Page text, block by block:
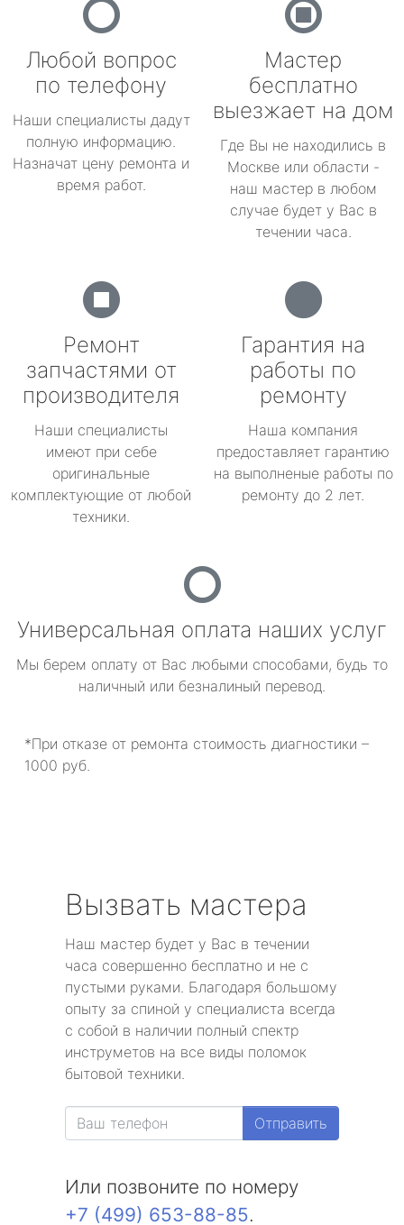
Любой вопрос
по телефону
Наши специалисты дадут
полную информацию.
Назначат цену ремонта и
время работ.
Мастер
бесплатно
выезжает на дом
Где Вы не находились в
Москве или области -
наш мастер в любом
случае будет у Вас в
течении часа.
Ремонт
запчастями от
производителя
Наши специалисты
имеют при себе
оригинальные
комплектующие от любой
техники.
Гарантия на
работы по
ремонту
Наша компания
предоставляет гарантию
на выполненые работы по
ремонту до 2 лет.
Универсальная оплата наших услуг
Мы берем оплату от Вас любыми способами, будь то
наличный или безналиный перевод.
*При отказе от ремонта стоимость диагностики –
1000 руб.
Вызвать мастера
Наш мастер будет у Вас в течении
часа совершенно бесплатно и не с
пустыми руками. Благодаря большому
опыту за спиной у специалиста всегда
с собой в наличии полный спектр
инструметов на все виды поломок
бытовой техники.
Отправить
Или позвоните по номеру
+7 (499) 653-88-85.